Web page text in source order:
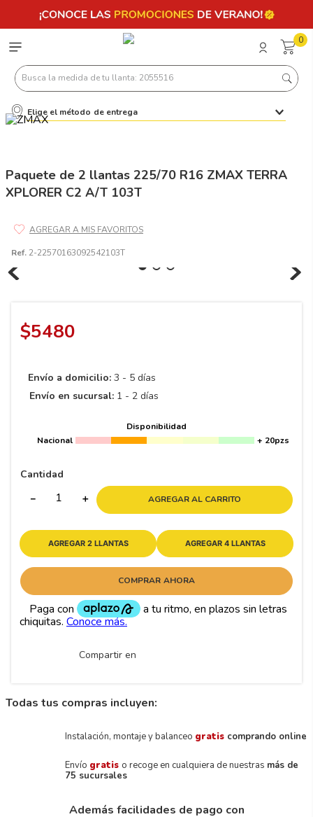
0
Busca la medida de tu llanta: 2055516
Elige el método de entrega
Paquete de 2 llantas 225/70 R16 ZMAX TERRA
XPLORER C2 A/T 103T
Ref. 2-22570163092542103T
$5480
Envío a domicilio: 3 - 5 días
Envío en sucursal: 1 - 2 días
Disponibilidad
Nacional
+ 20pzs
Cantidad
＋
－ AGREGAR AL CARRITO
AGREGAR 2 LLANTAS AGREGAR 4 LLANTAS
COMPRAR AHORA
Compartir en
Todas tus compras incluyen:
Instalación, montaje y balanceo gratis comprando online
Envío gratis o recoge en cualquiera de nuestras más de
75 sucursales
Además facilidades de pago con
Términos más buscados
2
6 205